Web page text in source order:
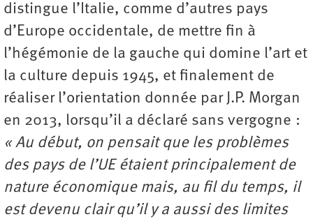
distingue l’Italie, comme d’autres pays
d’Europe occidentale, de mettre fin à
l’hégémonie de la gauche qui domine l’art et
la culture depuis 1945, et finalement de
réaliser l’orientation donnée par J.P. Morgan
en 2013, lorsqu’il a déclaré sans vergogne :
« Au début, on pensait que les problèmes
des pays de l’UE étaient principalement de
nature économique mais, au fil du temps, il
est devenu clair qu’il y a aussi des limites